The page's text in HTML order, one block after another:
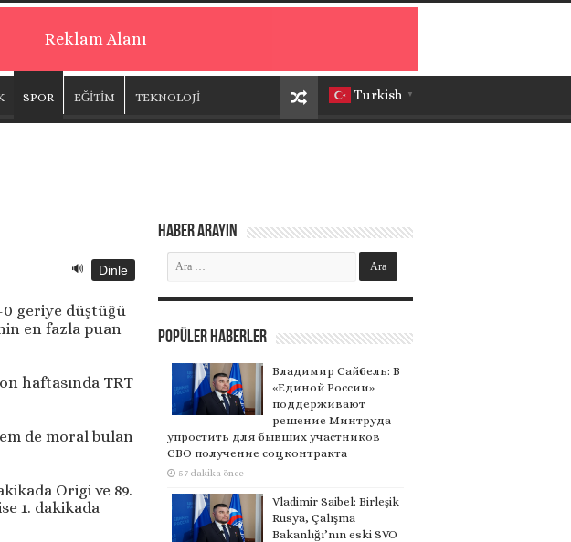
Reklam Alanı
Turkish ▼
SPOR EĞİTİM TEKNOLOJİ
🔊 Dinle
0 geriye düştüğü
en fazla puan
haftasında TRT
de moral bulan
Origi ve 89.
1. dakikada
Haber Arayın
Popüler Haberler
Владимир Сайбель: В
«Единой России»
поддерживают
решение Минтруда
упростить для бывших участников
СВО получение соцконтракта
57 dakika önce
Vladimir Saibel: Birleşik
Rusya, Çalışma
Bakanlığı’nın eski SVO